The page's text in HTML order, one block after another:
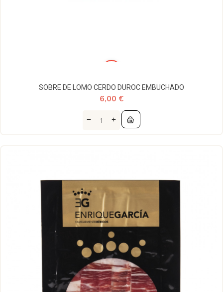
SOBRE DE LOMO CERDO DUROC EMBUCHADO
6,00 €